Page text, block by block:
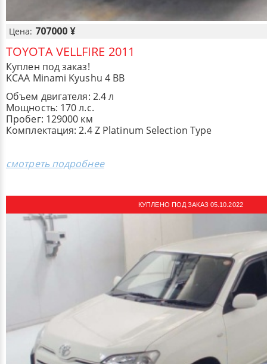
Цена: 707000 ¥
TOYOTA VELLFIRE 2011
Куплен под заказ!
KCAA Minami Kyushu 4 BB
Объем двигателя: 2.4 л
Мощность: 170 л.с.
Пробег: 129000 км
Комплектация: ​2.4 Z Platinum Selection Type
смотреть подробнее
КУПЛЕНО ПОД ЗАКАЗ 05.10.2022